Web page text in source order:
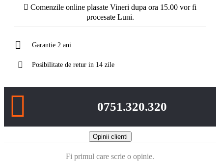
Comenzile online plasate Vineri dupa ora 15.00 vor fi
procesate Luni.
Garantie 2 ani
Posibilitate de retur in 14 zile
0751.320.320
Opinii clienti
Fi primul care scrie o opinie.